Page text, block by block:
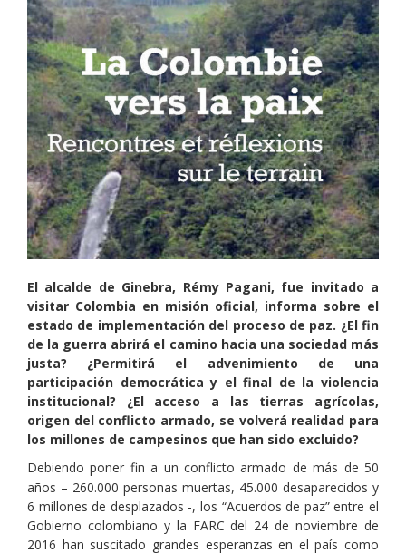
El alcalde de Ginebra, Rémy Pagani, fue invitado a
visitar Colombia en misión oficial, informa sobre el
estado de implementación del proceso de paz. ¿El fin
de la guerra abrirá el camino hacia una sociedad más
justa? ¿Permitirá el advenimiento de una
participación democrática y el final de la violencia
institucional? ¿El acceso a las tierras agrícolas,
origen del conflicto armado, se volverá realidad para
los millones de campesinos que han sido excluido?
Debiendo poner fin a un conflicto armado de más de 50
años – 260.000 personas muertas, 45.000 desaparecidos y
6 millones de desplazados -, los “Acuerdos de paz” entre el
Gobierno colombiano y la FARC del 24 de noviembre de
2016 han suscitado grandes esperanzas en el país como